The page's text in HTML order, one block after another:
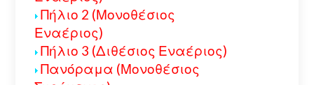
Πήλιο 2 (Μονοθέσιος
Εναέριος)
Πήλιο 3 (Διθέσιος Εναέριος)
Πανόραμα (Μονοθέσιος